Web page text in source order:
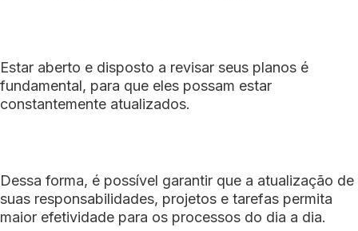
Estar aberto e disposto a revisar seus planos é
fundamental, para que eles possam estar
constantemente atualizados.
Dessa forma, é possível garantir que a atualização de
suas responsabilidades, projetos e tarefas permita
maior efetividade para os processos do dia a dia.